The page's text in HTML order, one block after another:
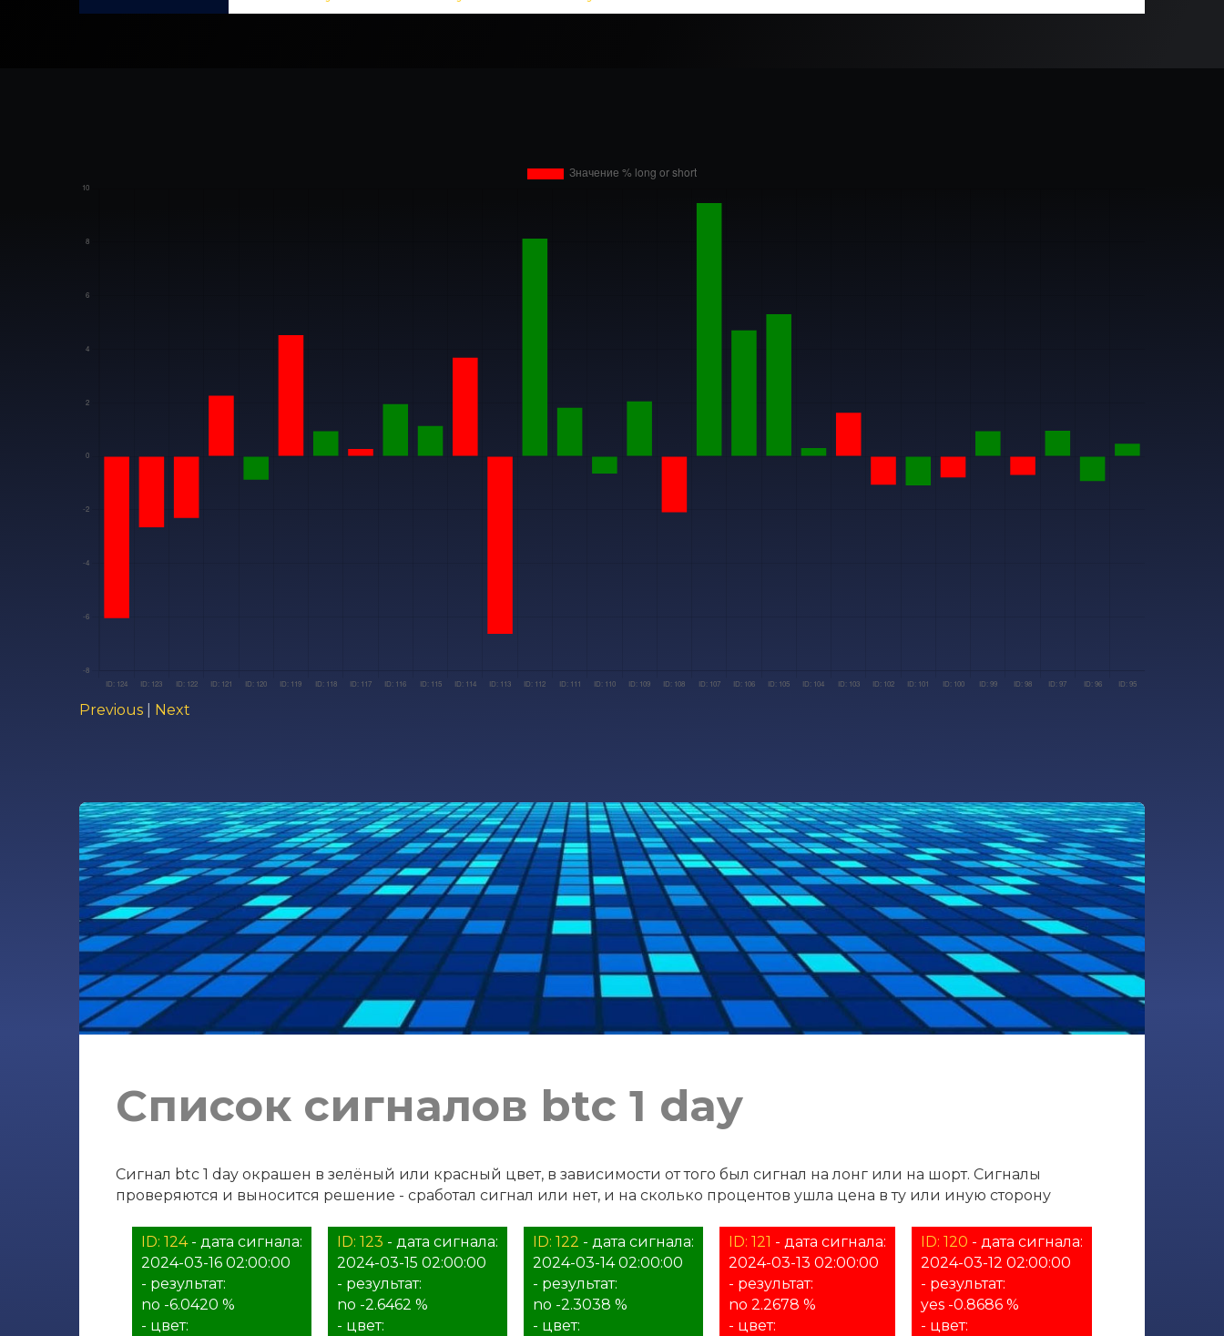
Previous Next
Список сигналов btc 1 day
Сигнал btc 1 day окрашен в зелёный или красный цвет, в зависимости от того был сигнал на лонг или на шорт. Сигналы
проверяются и выносится решение - сработал сигнал или нет, и на сколько процентов ушла цена в ту или иную сторону
ID: 124- дата сигнала:
2024-03-16 02:00:00
- результат:
no -6.0420 %
- цвет:
ID: 123 - дата сигнала:
2024-03-15 02:00:00
- результат:
no -2.6462 %
- цвет:
ID: 122 - дата сигнала:
2024-03-14 02:00:00
- результат:
no -2.3038 %
- цвет:
ID: 121 - дата сигнала:
2024-03-13 02:00:00
- результат:
no 2.2678 %
- цвет:
ID: 120 - дата сигнала:
2024-03-12 02:00:00
- результат:
yes -0.8686 %
- цвет: